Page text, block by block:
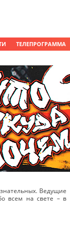
ТЕЛЕПРОГРАММА
Ведущие
всем на свете – в